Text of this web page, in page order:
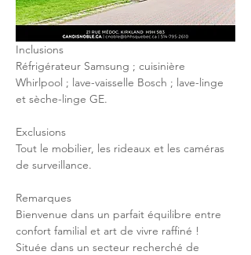
Inclusions
Réfrigérateur Samsung ; cuisinière
Whirlpool ; lave-vaisselle Bosch ; lave-linge
et sèche-linge GE.
Exclusions
Tout le mobilier, les rideaux et les caméras
de surveillance.
Remarques
Bienvenue dans un parfait équilibre entre
confort familial et art de vivre raffiné !
Située dans un secteur recherché de